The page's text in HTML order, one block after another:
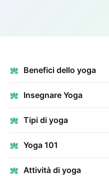
Benefici dello yoga
Insegnare Yoga
Tipi di yoga
Yoga 101
Attività di yoga